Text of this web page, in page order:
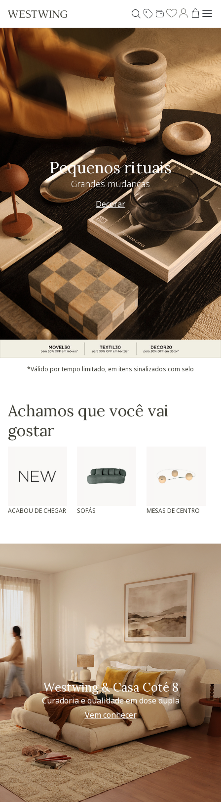
Pequenos rituais
Grandes mudanças
Decorar
*Válido por tempo limitado, em itens sinalizados com selo
Achamos que você vai
gostar
ACABOU DE CHEGAR SOFÁS MESAS DE CENTRO
Westwing & Casa Coté 8
Curadoria e qualidade em dose dupla
Vem conhecer